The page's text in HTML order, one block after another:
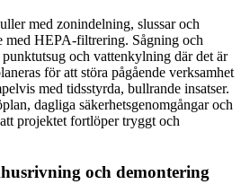
med zonindelning, slussar och
med HEPA-filtrering. Sågning och
och vattenkylning där det är
för att störa pågående verksamhet
med tidsstyrda, bullrande insatser.
dagliga säkerhetsgenomgångar och
projektet fortlöper tryggt och
och demontering